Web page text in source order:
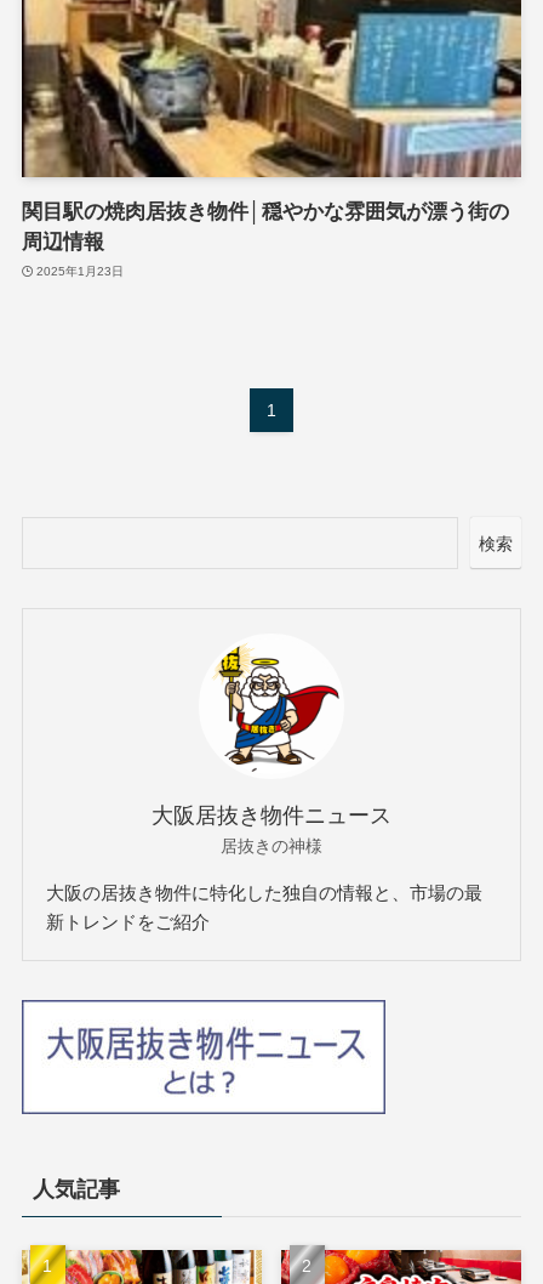
関目駅の焼肉居抜き物件│穏やかな雰囲気が漂う街の
周辺情報
2025年1月23日
1
検索
大阪居抜き物件ニュース
居抜きの神様
大阪の居抜き物件に特化した独自の情報と、市場の最
新トレンドをご紹介
人気記事